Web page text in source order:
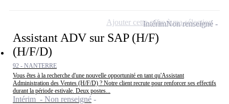
Assistant ADV sur SAP (H/F)
(H/F/D)
92 - NANTERRE
Vous êtes à la recherche d'une nouvelle opportunité en tant qu'Assistant
Administration des Ventes (H/F/D) ? Notre client recrute pour renforcer ses effectifs
durant la période estivale. Deux postes...
Intérim - Non renseigné
IntérimNon renseigné
Ajouter cette offre à ma sélection